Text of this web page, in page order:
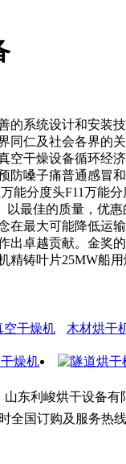
系统设计和安装技
同仁及社会各界的
空干燥设备循环经
防嗓子痛普通感冒
能分度头F11万能
以最佳的质量，优
在最大可能降低运
出卓越贡献。金奖
精铸叶片25MW船
空干燥机 木材烘干
山东利峻烘干设备
全国订购及服务热线